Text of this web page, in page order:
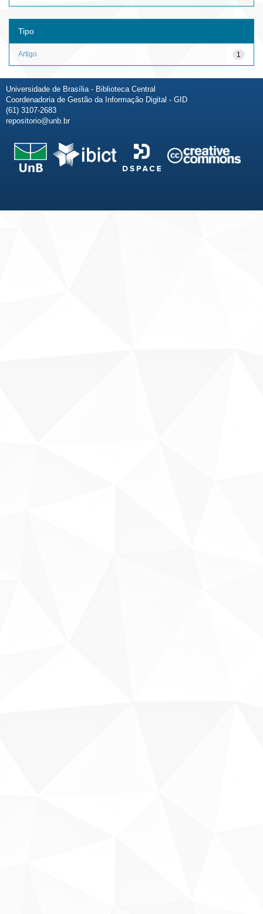
Tipo
1
Artigo
Universidade de Brasília - Biblioteca Central
Coordenadoria de Gestão da Informação Digital - GID
(61) 3107-2683
repositorio@unb.br